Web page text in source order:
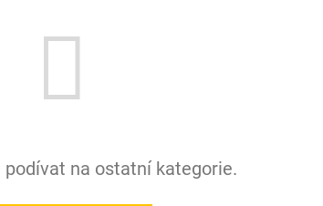
podívat na ostatní kategorie.